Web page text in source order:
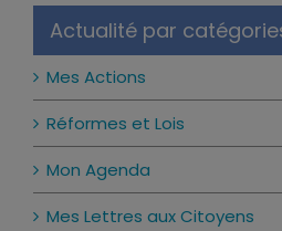
Actualité par
Mes Actions
Réformes et Lois
Mon Agenda
Mes Lettres aux Citoyens